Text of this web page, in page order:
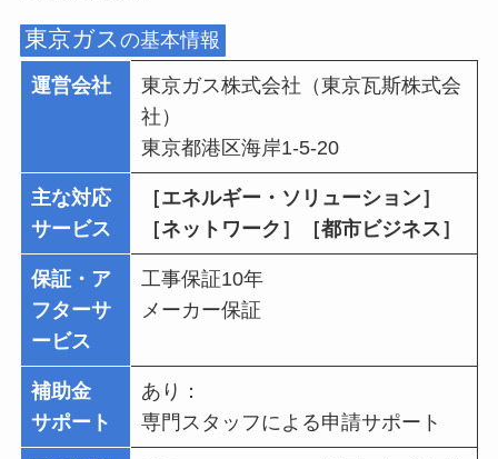
東京ガスの基本情報
運営会社
東京ガス株式会社（東京瓦斯株式会
社）
東京都港区海岸1-5-20
主な対応
サービス
［エネルギー・ソリューション］
［ネットワーク］［都市ビジネス］
保証・ア
フターサ
ービス
工事保証10年
メーカー保証
補助金
サポート
あり：
専門スタッフによる申請サポート